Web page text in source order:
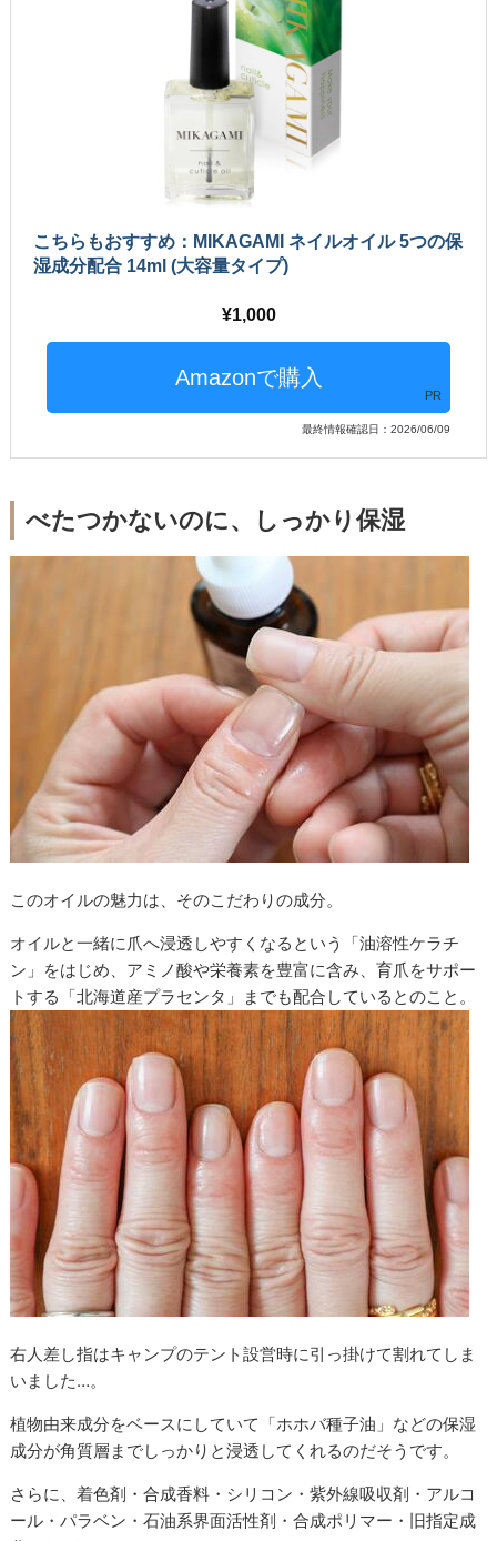
こちらもおすすめ：MIKAGAMI ネイルオイル 5つの保
湿成分配合 14ml (大容量タイプ)
1,000
PR
最終情報確認日：2026/06/09
べたつかないのに、しっかり保湿
このオイルの魅力は、そのこだわりの成分。
オイルと一緒に爪へ浸透しやすくなるという「油溶性ケラチ
ン」をはじめ、アミノ酸や栄養素を豊富に含み、育爪をサポー
トする「北海道産プラセンタ」までも配合しているとのこと。
右人差し指はキャンプのテント設営時に引っ掛けて割れてしま
いました…。
植物由来成分をベースにしていて「ホホバ種子油」などの保湿
成分が角質層までしっかりと浸透してくれるのだそうです。
さらに、着色剤・合成香料・シリコン・紫外線吸収剤・アルコ
ール・パラベン・石油系界面活性剤・合成ポリマー・旧指定成